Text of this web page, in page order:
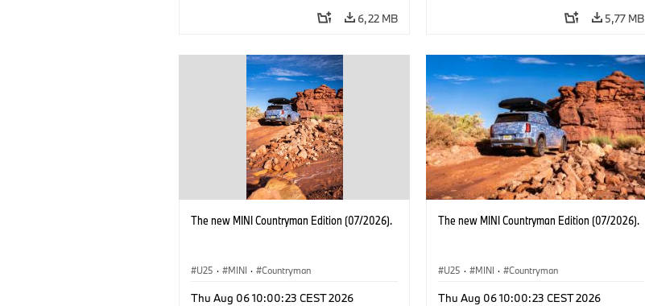
6,22 MB 5,77 MB
The new MINI Countryman Edition (07/2026).
U25 · MINI · Countryman
Thu Aug 06 10:00:23 CEST 2026
The new MINI Countryman Edition (07/2026).
U25 · MINI · Countryman
Thu Aug 06 10:00:23 CEST 2026